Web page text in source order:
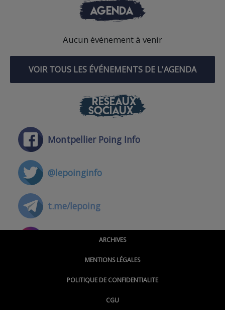
AGENDA
Aucun événement à venir
VOIR TOUS LES ÉVÉNEMENTS DE L'AGENDA
RÉSEAUX
SOCIAUX
Montpellier Poing Info
@lepoinginfo
t.me/lepoing
@montpellierpoinginfo
@LePoingMontpellier
ARCHIVES
MENTIONS LÉGALES
POLITIQUE DE CONFIDENTIALITE
CGU